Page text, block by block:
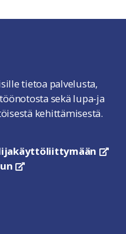
tietoa palvelusta,
sekä lupa-ja
kehittämisestä.
linkki avautuu uuteen